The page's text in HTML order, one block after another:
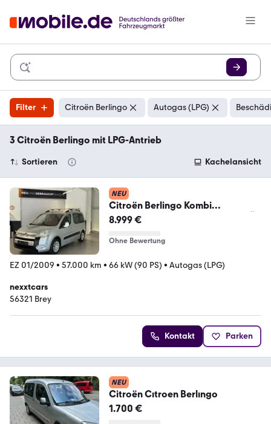
Filter Citroën Berlingo Autogas (LPG)
3 Citroën Berlingo mit LPG-Antrieb
Sortieren Kachelansicht
NEU
Citroën Berlingo Kombi
Multispace/PDC/AHK/KLIMA/TÜ
8.999 €
Ohne Bewertung
EZ 01/2009 • 57.000 km • 66 kW (90 PS) • Autogas (LPG)
nexxtcars
56321 Brey
Kontakt Parken
NEU
Citroën Cıtroen Berlıngo
1.700 €